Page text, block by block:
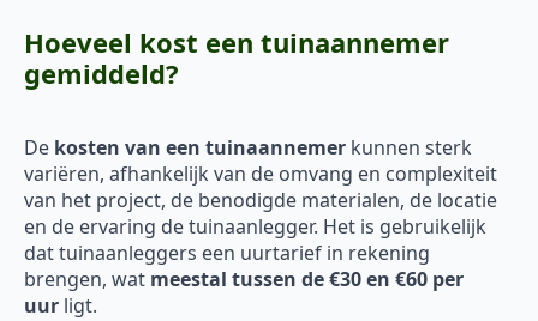
Hoeveel kost een tuinaannemer
gemiddeld?
De kosten van een tuinaannemer kunnen sterk
variëren, afhankelijk van de omvang en complexiteit
van het project, de benodigde materialen, de locatie
en de ervaring de tuinaanlegger. Het is gebruikelijk
dat tuinaanleggers een uurtarief in rekening
brengen, wat meestal tussen de €30 en €60 per
uur ligt.